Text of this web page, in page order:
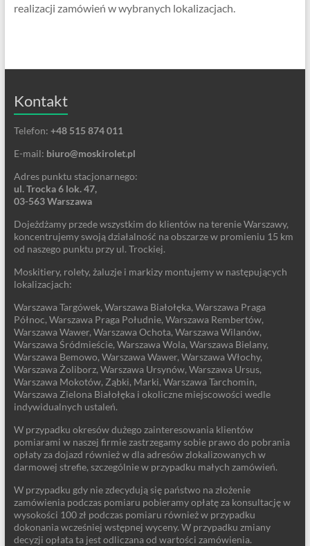
realizacji zamówień w wybranych lokalizacjach.
Kontakt
Telefon: +48 515 874 011
E-mail: biuro@moskirolet.pl
Adres punktu stacjonarnego:
ul. Trocka 6 lok. 47,
03-563 Warszawa
Dojeżdżamy przede wszystkim do klientów na terenie Warszawy,
koncentrujemy swoją działalność na obszarze w promieniu 15 km
od naszego punktu przy ul. Trockiej.
Moskitiery, rolety, żaluzje i markizy montujemy w następujących
lokalizacjach:
Warszawa Targówek, Warszawa Białołęka, Warszawa Praga
Północ, Warszawa Praga Południe, Warszawa Rembertów,
Warszawa Wawer, Warszawa Ochota, Warszawa Wilanów,
Warszawa Śródmieście, Warszawa Wola, Warszawa Bielany,
Warszawa Bemowo, Warszawa Wawer, Warszawa Włochy,
Warszawa Żoliborz, Warszawa Ursynów, Warszawa Ursus,
Warszawa Mokotów, Ząbki, Marki, Warszawa Tarchomin,
Warszawa Zielona Białołęka i okoliczne miejscowości wedle
indywidualnych ustaleń.
W przypadku okresów dużego zainteresowania klientów
pomiarami w naszej firmie zastrzegamy sobie prawo do pobrania
opłaty za dojazd również w dla adresów zlokalizowanych w
darmowej strefie, szczególnie w przypadku małych zamówień.
W przypadku gdy nie zdecydują się państwo na złożenie
zamówienia podczas pomiaru pobieramy opłatę za konsultację w
wysokości 100 zł podczas pomiaru również w przypadku
dokonania wcześniej wstępnej wyceny. W przypadku zmiany
decyzji opłata ta jest odliczana od wartości zamówienia.